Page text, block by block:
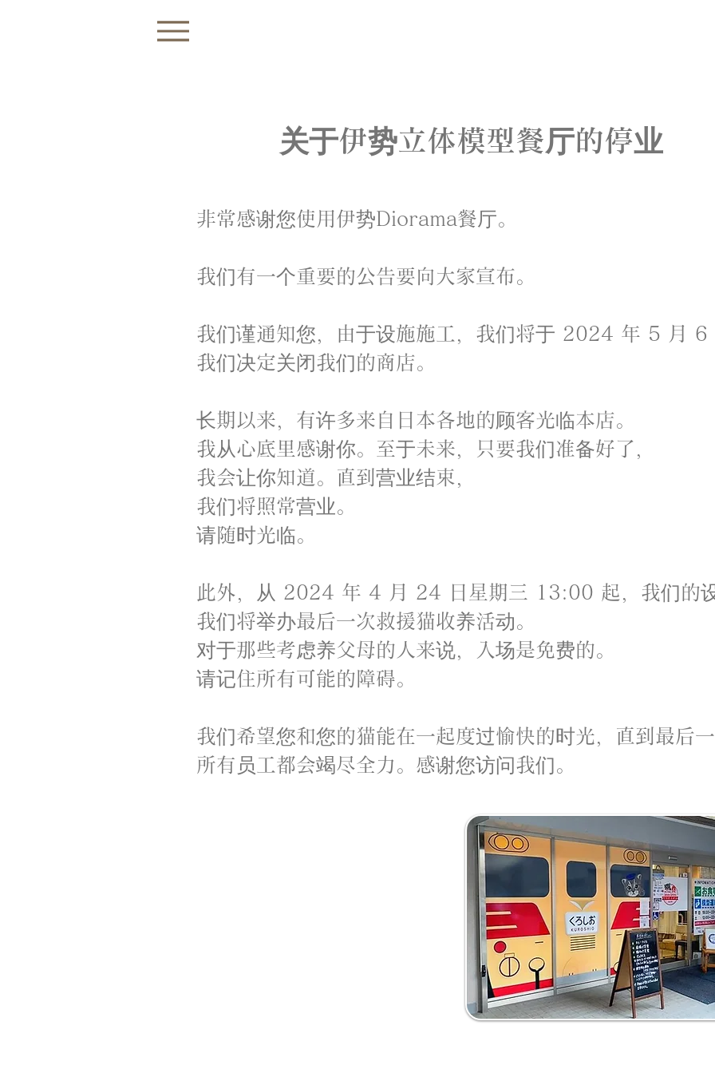
关于伊势立体模型餐厅的停业
非常感谢您使用伊势Diorama餐厅。
我们有一个重要的公告要向大家宣布。
我们谨通知您，由于设施施工，我们将于 2024 年 5 月 6
我们决定关闭我们的商店。
长期以来，有许多来自日本各地的顾客光临本店。
我从心底里感谢你。至于未来，只要我们准备好了，
我会让你知道。直到营业结束，
我们将照常营业。
请随时光临。
此外，从 2024 年 4 月 24 日星期三 13:00 起，我们的
我们将举办最后一次救援猫收养活动。
对于那些考虑养父母的人来说，入场是免费的。
请记住所有可能的障碍。
我们希望您和您的猫能在一起度过愉快的时光，直到最后
所有员工都会竭尽全力。感谢您访问我们。